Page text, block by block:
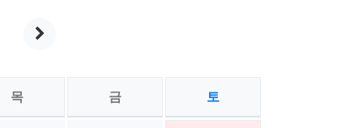
목 금 토